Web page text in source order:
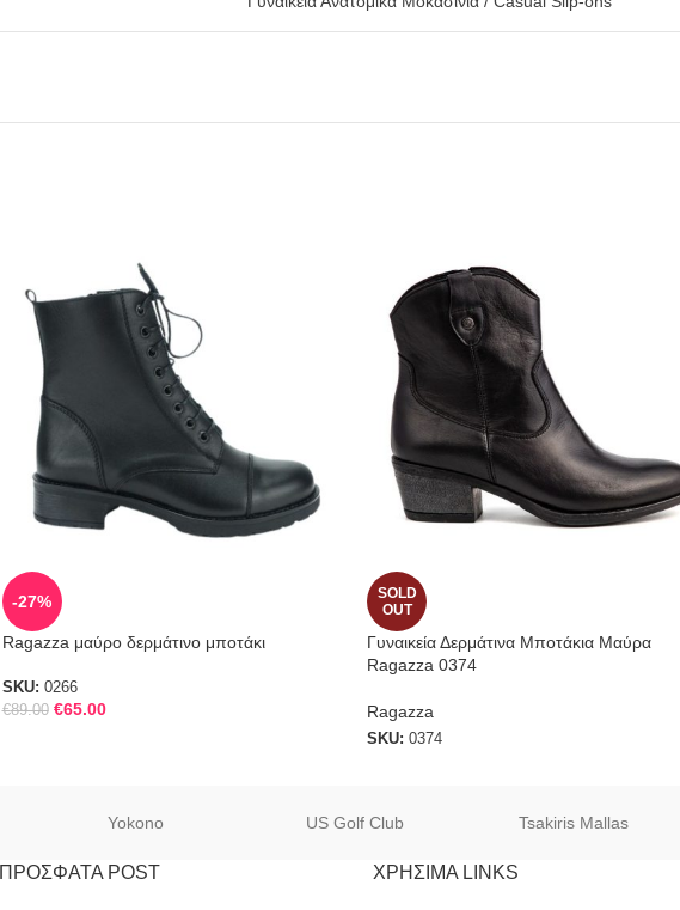
-27%
Ragazza μαύρο δερμάτινο μποτάκι
SKU: 0266
€89.00 €65.00
SOLD
OUT
Γυναικεία Δερμάτινα Μποτάκια Μαύρα
Ragazza 0374
Ragazza
SKU: 0374
Yokono US Golf Club Tsakiris Mallas
ΠΡΟΣΦΑΤΑ POST ΧΡΗΣΙΜΑ LINKS